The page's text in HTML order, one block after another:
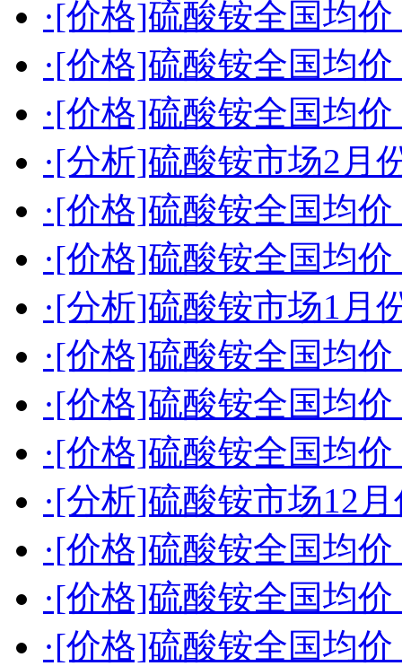
·[价格]硫酸铵全国均
·[价格]硫酸铵全国均
·[价格]硫酸铵全国均
·[分析]硫酸铵市场2月
·[价格]硫酸铵全国均
·[价格]硫酸铵全国均
·[分析]硫酸铵市场1月
·[价格]硫酸铵全国均
·[价格]硫酸铵全国均
·[价格]硫酸铵全国均
·[分析]硫酸铵市场12
·[价格]硫酸铵全国均
·[价格]硫酸铵全国均
·[价格]硫酸铵全国均